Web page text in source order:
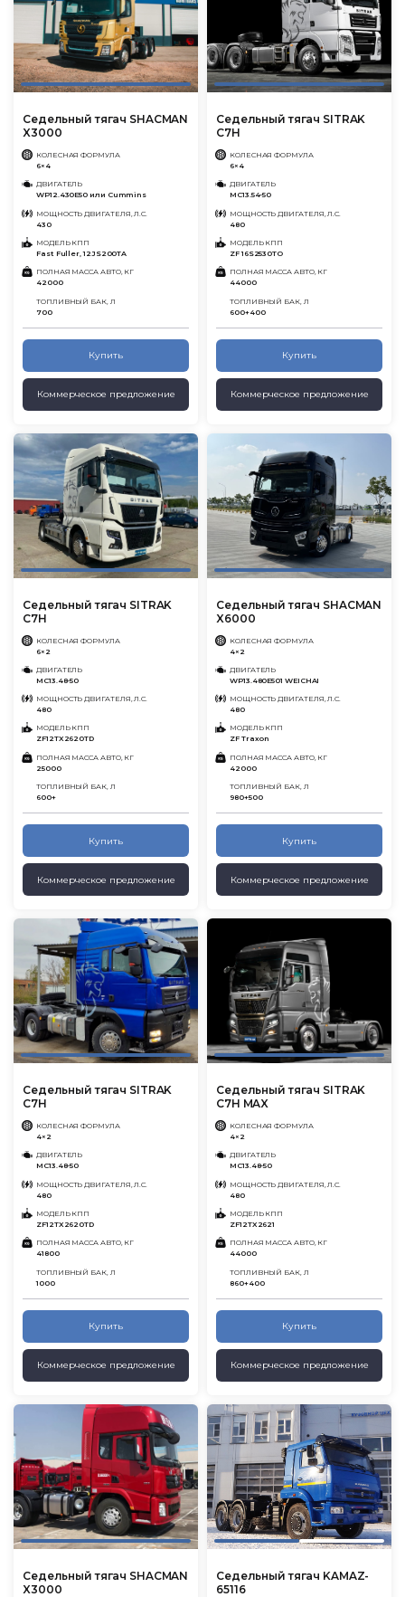
Седельный тягач SHACMAN
X3000
КОЛЕСНАЯ ФОРМУЛА
6×4
ДВИГАТЕЛЬ
WP12.430E50 или Cummins
МОЩНОСТЬ ДВИГАТЕЛЯ, Л.С.
430
МОДЕЛЬ КПП
Fast Fuller, 12JS200TA
ПОЛНАЯ МАССА АВТО, КГ
42000
ТОПЛИВНЫЙ БАК, Л
700
Купить
Коммерческое предложение
Седельный тягач SITRAK
C7H
КОЛЕСНАЯ ФОРМУЛА
6×4
ДВИГАТЕЛЬ
MC13.54-50
МОЩНОСТЬ ДВИГАТЕЛЯ, Л.С.
480
МОДЕЛЬ КПП
ZF 16S2530TO
ПОЛНАЯ МАССА АВТО, КГ
44000
ТОПЛИВНЫЙ БАК, Л
600+400
Купить
Коммерческое предложение
Седельный тягач SITRAK
C7H
КОЛЕСНАЯ ФОРМУЛА
6×2
ДВИГАТЕЛЬ
MC13.48-50
МОЩНОСТЬ ДВИГАТЕЛЯ, Л.С.
480
МОДЕЛЬ КПП
ZF12TX2620TD
ПОЛНАЯ МАССА АВТО, КГ
25000
ТОПЛИВНЫЙ БАК, Л
600+
Купить
Коммерческое предложение
Седельный тягач SHACMAN
X6000
КОЛЕСНАЯ ФОРМУЛА
4×2
ДВИГАТЕЛЬ
WP13.480E501 WEICHAI
МОЩНОСТЬ ДВИГАТЕЛЯ, Л.С.
480
МОДЕЛЬ КПП
ZF Traxon
ПОЛНАЯ МАССА АВТО, КГ
42000
ТОПЛИВНЫЙ БАК, Л
980+500
Купить
Коммерческое предложение
Седельный тягач SITRAK
C7H
КОЛЕСНАЯ ФОРМУЛА
4×2
ДВИГАТЕЛЬ
MC13.48-50
МОЩНОСТЬ ДВИГАТЕЛЯ, Л.С.
480
МОДЕЛЬ КПП
ZF12TX2620TD
ПОЛНАЯ МАССА АВТО, КГ
41800
ТОПЛИВНЫЙ БАК, Л
1000
Купить
Коммерческое предложение
Седельный тягач SITRAK
C7H MAX
КОЛЕСНАЯ ФОРМУЛА
4×2
ДВИГАТЕЛЬ
MC13.48-50
МОЩНОСТЬ ДВИГАТЕЛЯ, Л.С.
480
МОДЕЛЬ КПП
ZF12TX2621
ПОЛНАЯ МАССА АВТО, КГ
44000
ТОПЛИВНЫЙ БАК, Л
860+400
Купить
Коммерческое предложение
Седельный тягач SHACMAN
X3000
Седельный тягач KAMAZ-
65116